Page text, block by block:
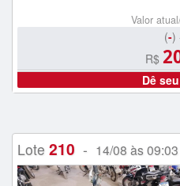
Valor
(-)
R$
Dê
Lote 210 - 14/08 às 09:03